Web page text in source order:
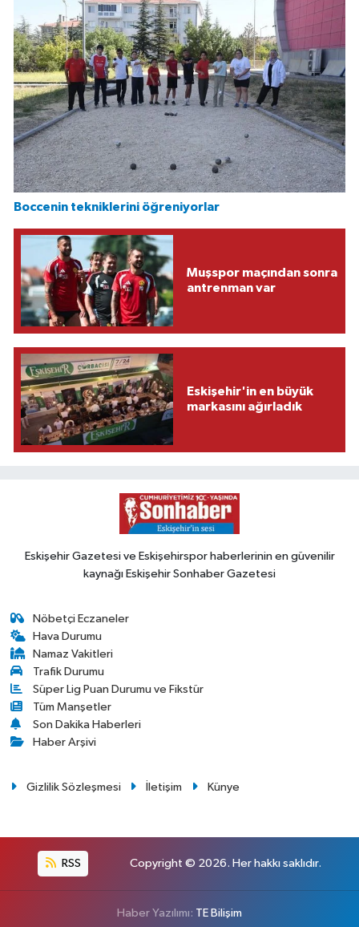
Boccenin tekniklerini öğreniyorlar
Muşspor maçından sonra
antrenman var
Eskişehir'in en büyük
markasını ağırladık
Eskişehir Gazetesi ve Eskişehirspor haberlerinin en güvenilir
kaynağı Eskişehir Sonhaber Gazetesi
Nöbetçi Eczaneler
Hava Durumu
Namaz Vakitleri
Trafik Durumu
Süper Lig Puan Durumu ve Fikstür
Tüm Manşetler
Son Dakika Haberleri
Haber Arşivi
Gizlilik Sözleşmesi İletişim Künye
RSS Copyright © 2026. Her hakkı saklıdır.
Haber Yazılımı: TE Bilişim